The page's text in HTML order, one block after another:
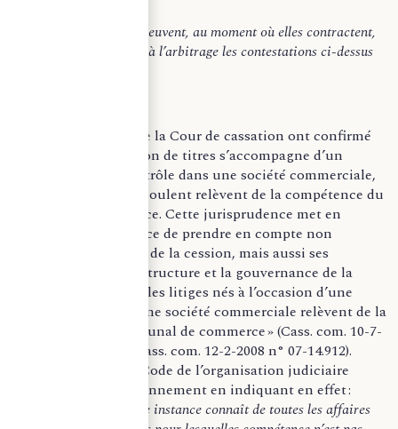
Toutefois, les parties peuvent, au moment où elles contractent,
convenir de soumettre à l’arbitrage les contestations ci-dessus
Des arrêts récents de la Cour de cassation ont confirmé
que lorsque la cession de titres s’accompagne d’un
changement de contrôle dans une société commerciale,
les litiges qui en découlent relèvent de la compétence du
tribunal de commerce. Cette jurisprudence met en
évidence l’importance de prendre en compte non
seulement la nature de la cession, mais aussi ses
implications sur la structure et la gouvernance de la
société concernée. « les litiges nés à l’occasion d’une
cession de titres d’une société commerciale relèvent de la
compétence du Tribunal de commerce » (Cass. com. 10-7-
2007 n° 06-16.548 ; Cass. com. 12-2-2008 n° 07-14.912).
L’article L211-3 du Code de l’organisation judiciaire
confirme notre raisonnement en indiquant en effet :
Le tribunal de grande instance connaît de toutes les affaires